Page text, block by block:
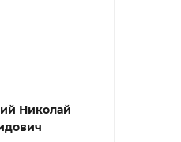
Николай